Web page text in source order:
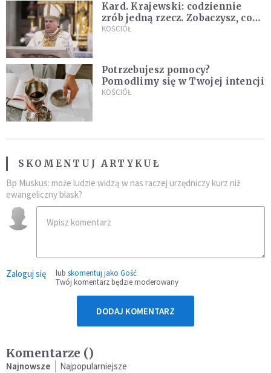
Kard. Krajewski: codziennie
zrób jedną rzecz. Zobaczysz, co
stanie się z twoim życiem
KOŚCIÓŁ
Potrzebujesz pomocy?
Pomodlimy się w Twojej intencji
KOŚCIÓŁ
SKOMENTUJ ARTYKUŁ
Bp Muskus: może ludzie widzą w nas raczej urzędniczy kurz niż
ewangeliczny blask?
Zaloguj się lub skomentuj jako Gość
Twój komentarz będzie moderowany
DODAJ KOMENTARZ
Komentarze ()
Najnowsze Najpopularniejsze